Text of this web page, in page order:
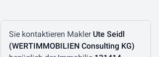
Nachricht schreiben
Sie kontaktieren Makler Ute Seidl
(WERTIMMOBILIEN Consulting KG)